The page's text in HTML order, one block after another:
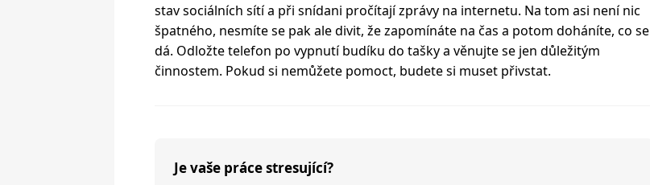
stav sociálních sítí a při snídani pročítají zprávy na internetu. Na tom asi není nic
špatného, nesmíte se pak ale divit, že zapomínáte na čas a potom doháníte, co se
dá. Odložte telefon po vypnutí budíku do tašky a věnujte se jen důležitým
činnostem. Pokud si nemůžete pomoct, budete si muset přivstat.
Je vaše práce stresující?